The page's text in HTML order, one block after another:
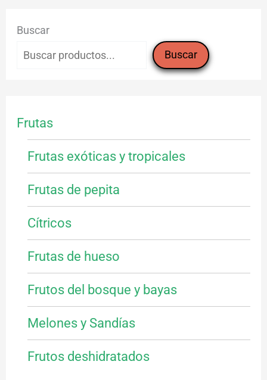
Buscar
Buscar
Frutas
Frutas exóticas y tropicales
Frutas de pepita
Cítricos
Frutas de hueso
Frutos del bosque y bayas
Melones y Sandías
Frutos deshidratados